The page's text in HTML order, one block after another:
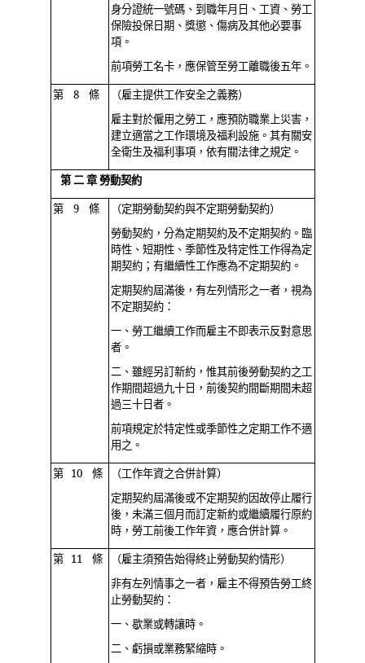
身分證統一號碼、到職年月日、工資、勞工
保險投保日期、獎懲、傷病及其他必要事
項。
前項勞工名卡，應保管至勞工離職後五年。
第 8 條
（雇主提供工作安全之義務）
雇主對於僱用之勞工，應預防職業上災害，
建立適當之工作環境及福利設施。其有關安
全衛生及福利事項，依有關法律之規定。
第 二 章 勞動契約
第 9 條
（定期勞動契約與不定期勞動契約）
勞動契約，分為定期契約及不定期契約。臨
時性、短期性、季節性及特定性工作得為定
期契約；有繼續性工作應為不定期契約。
定期契約屆滿後，有左列情形之一者，視為
不定期契約：
一、勞工繼續工作而雇主不即表示反對意思
者。
二、雖經另訂新約，惟其前後勞動契約之工
作期間超過九十日，前後契約間斷期間未超
過三十日者。
前項規定於特定性或季節性之定期工作不適
用之。
第 10 條
（工作年資之合併計算）
定期契約屆滿後或不定期契約因故停止履行
後，未滿三個月而訂定新約或繼續履行原約
時，勞工前後工作年資，應合併計算。
第 11 條
（雇主須預告始得終止勞動契約情形）
非有左列情事之一者，雇主不得預告勞工終
止勞動契約：
一、歇業或轉讓時。
二、虧損或業務緊縮時。